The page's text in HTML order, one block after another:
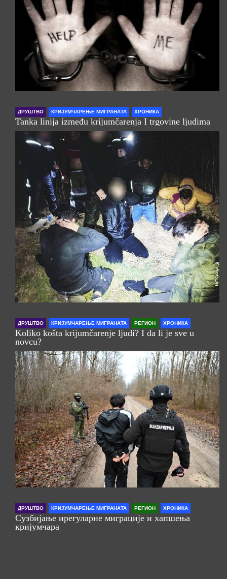
ДРУШТВО КРИЈУМЧАРЕЊЕ МИГРАНАТА ХРОНИКА
Tanka linija između krijumčarenja I trgovine ljudima
ДРУШТВО КРИЈУМЧАРЕЊЕ МИГРАНАТА РЕГИОН ХРОНИКА
Koliko košta krijumčarenje ljudi? I da li je sve u
novcu?
ДРУШТВО КРИЈУМЧАРЕЊЕ МИГРАНАТА РЕГИОН ХРОНИКА
Сузбијање ирегуларне миграције и хапшења
кријумчара